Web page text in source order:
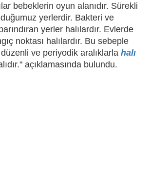
bebeklerin oyun alanıdır. Sürekli
yerlerdir. Bakteri ve
yerler halılardır. Evlerde
noktası halılardır. Bu sebeple
ve periyodik aralıklarla halı
açıklamasında bulundu.